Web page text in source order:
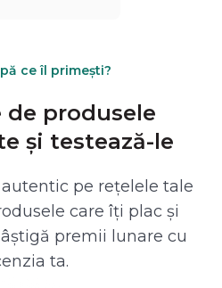
ce îl primești?
de produsele
și testează-le
pe rețelele tale
care îți plac și
premii lunare cu
ta.